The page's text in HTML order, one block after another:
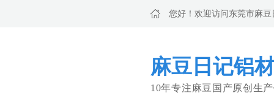
您好！欢迎访问东莞市麻豆
麻豆日记铝
10年专注麻豆国产原创生产